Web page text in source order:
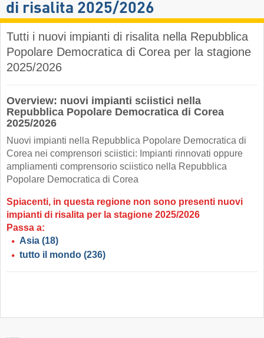
di risalita 2025/2026
Tutti i nuovi impianti di risalita nella Repubblica
Popolare Democratica di Corea per la stagione
2025/2026
Overview: nuovi impianti sciistici nella
Repubblica Popolare Democratica di Corea
2025/2026
Nuovi impianti nella Repubblica Popolare Democratica di
Corea nei comprensori sciistici: Impianti rinnovati oppure
ampliamenti comprensorio sciistico nella Repubblica
Popolare Democratica di Corea
Spiacenti, in questa regione non sono presenti nuovi
impianti di risalita per la stagione 2025/2026
Passa a:
Asia (18)
tutto il mondo (236)